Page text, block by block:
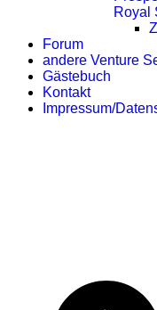
Royal
Forum
andere Venture
Gästebuch
Kontakt
Impressum/